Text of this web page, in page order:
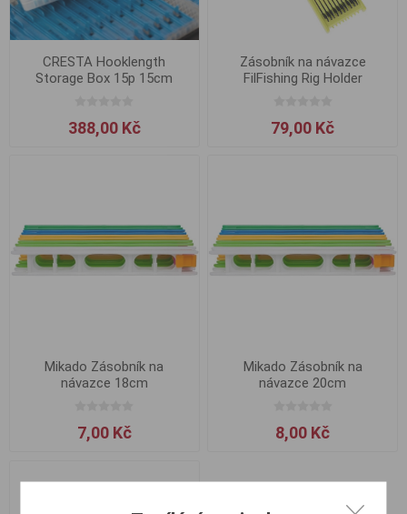
CRESTA Hooklength
Storage Box 15p 15cm
388,00 Kč
Zásobník na návazce
FilFishing Rig Holder
79,00 Kč
Mikado Zásobník na
návazce 18cm
7,00 Kč
Mikado Zásobník na
návazce 20cm
8,00 Kč